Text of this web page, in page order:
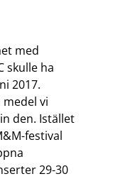
med
skulle ha
2017.
vi
den. Istället
festival
29-30